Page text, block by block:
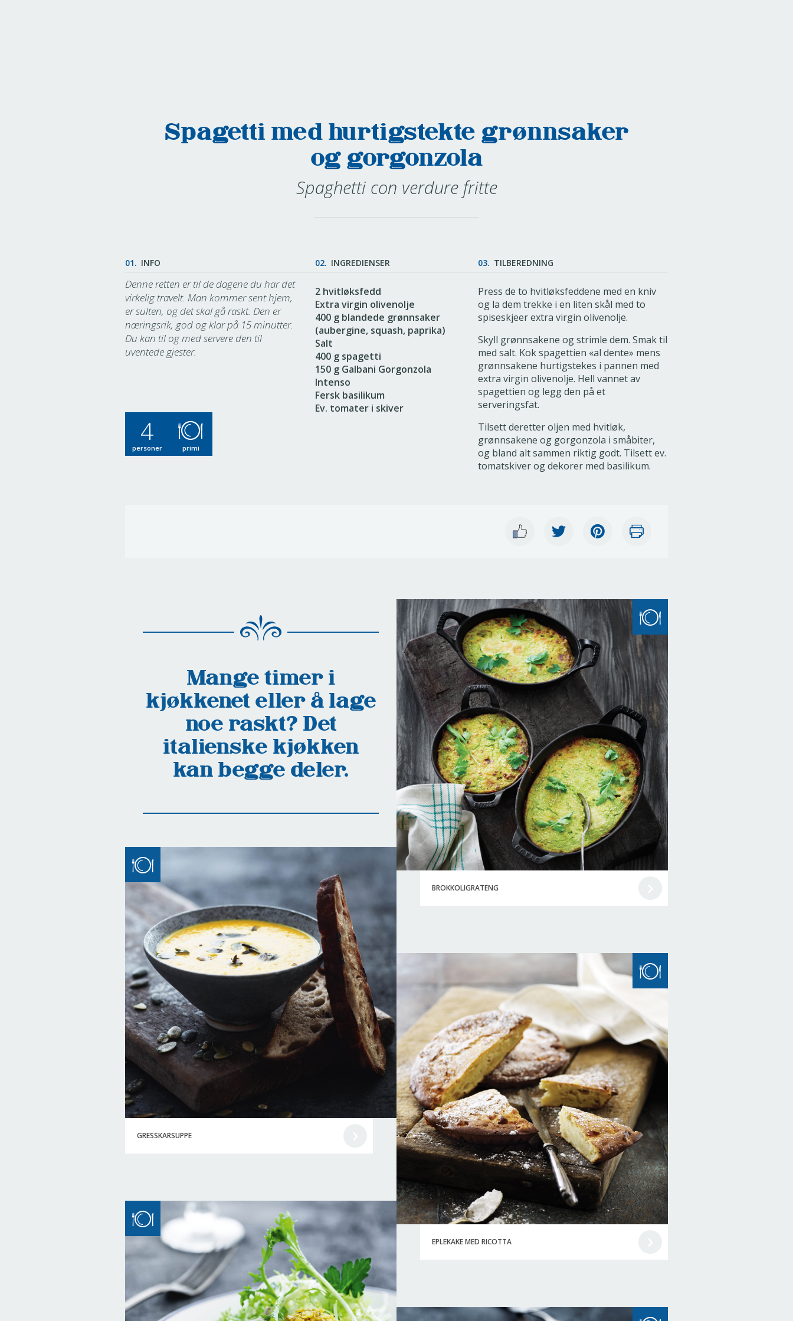
Spagetti med hurtigstekte grønnsaker
og gorgonzola
Spaghetti con verdure fritte
01. INFO
Denne retten er til de dagene du har det
virkelig travelt. Man kommer sent hjem,
er sulten, og det skal gå raskt. Den er
næringsrik, god og klar på 15 minutter.
Du kan til og med servere den til
uventede gjester.
4
personer primi
02. INGREDIENSER
2 hvitløksfedd
Extra virgin olivenolje
400 g blandede grønnsaker
(aubergine, squash, paprika)
Salt
400 g spagetti
150 g Galbani Gorgonzola
Intenso
Fersk basilikum
Ev. tomater i skiver
03. TILBEREDNING
Press de to hvitløksfeddene med en kniv
og la dem trekke i en liten skål med to
spiseskjeer extra virgin olivenolje.
Skyll grønnsakene og strimle dem. Smak til
med salt. Kok spagettien «al dente» mens
grønnsakene hurtigstekes i pannen med
extra virgin olivenolje. Hell vannet av
spagettien og legg den på et
serveringsfat.
Tilsett deretter oljen med hvitløk,
grønnsakene og gorgonzola i småbiter,
og bland alt sammen riktig godt. Tilsett ev.
tomatskiver og dekorer med basilikum.
Mange timer i
kjøkkenet eller å lage
noe raskt? Det
italienske kjøkken
kan begge deler.
BROKKOLIGRATENG
GRESSKARSUPPE
EPLEKAKE MED RICOTTA